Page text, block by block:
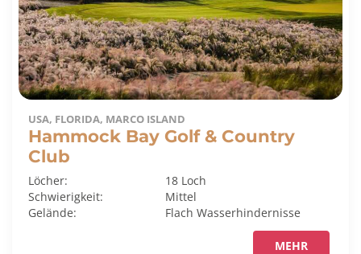
USA, FLORIDA, MARCO ISLAND
Hammock Bay Golf & Country
Club
Löcher:
18 Loch
Schwierigkeit:
Mittel
Gelände:
FlachWasserhindernisse
MEHR